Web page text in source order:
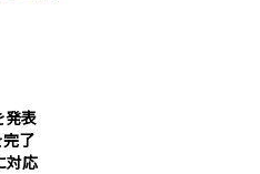
発表
了
対応